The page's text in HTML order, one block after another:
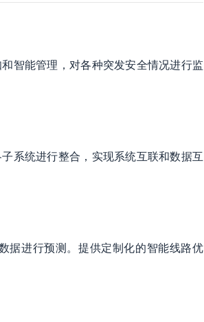
智能管理，对各种突发安全情况进行监
系统进行整合，实现系统互联和数据互
据进行预测。提供定制化的智能线路优